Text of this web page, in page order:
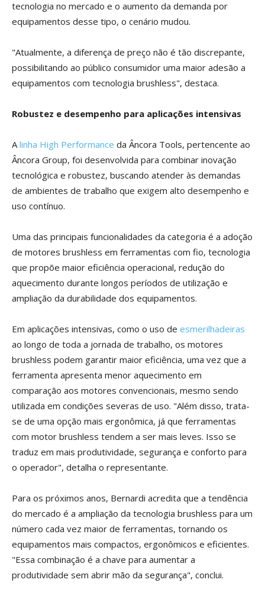
tecnologia no mercado e o aumento da demanda por
equipamentos desse tipo, o cenário mudou.
"Atualmente, a diferença de preço não é tão discrepante,
possibilitando ao público consumidor uma maior adesão a
equipamentos com tecnologia brushless", destaca.
Robustez e desempenho para aplicações intensivas
Alinha High Performance da Âncora Tools, pertencente ao
Âncora Group, foi desenvolvida para combinar inovação
tecnológica e robustez, buscando atender às demandas
de ambientes de trabalho que exigem alto desempenho e
uso contínuo.
Uma das principais funcionalidades da categoria é a adoção
de motores brushless em ferramentas com fio, tecnologia
que propõe maior eficiência operacional, redução do
aquecimento durante longos períodos de utilização e
ampliação da durabilidade dos equipamentos.
Em aplicações intensivas, como o uso de esmerilhadeiras
ao longo de toda a jornada de trabalho, os motores
brushless podem garantir maior eficiência, uma vez que a
ferramenta apresenta menor aquecimento em
comparação aos motores convencionais, mesmo sendo
utilizada em condições severas de uso. "Além disso, trata-
se de uma opção mais ergonômica, já que ferramentas
com motor brushless tendem a ser mais leves. Isso se
traduz em mais produtividade, segurança e conforto para
o operador", detalha o representante.
Para os próximos anos, Bernardi acredita que a tendência
do mercado é a ampliação da tecnologia brushless para um
número cada vez maior de ferramentas, tornando os
equipamentos mais compactos, ergonômicos e eficientes.
"Essa combinação é a chave para aumentar a
produtividade sem abrir mão da segurança", conclui.